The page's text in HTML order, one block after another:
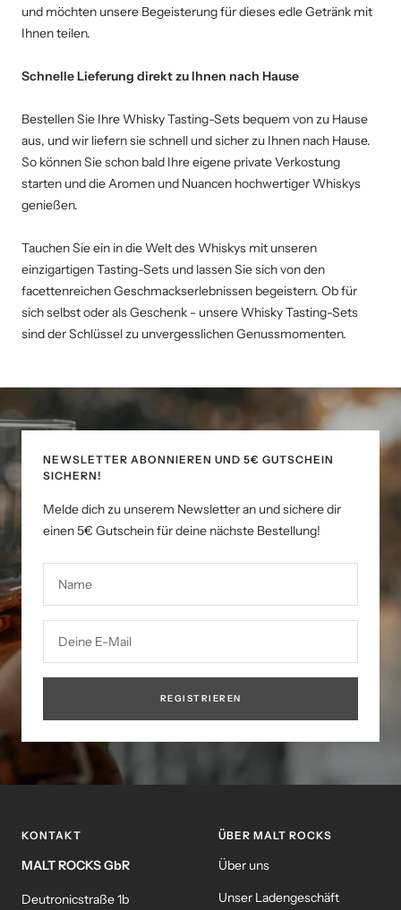
und möchten unsere Begeisterung für dieses edle Getränk mit
Ihnen teilen.
Schnelle Lieferung direkt zu Ihnen nach Hause
Bestellen Sie Ihre Whisky Tasting-Sets bequem von zu Hause
aus, und wir liefern sie schnell und sicher zu Ihnen nach Hause.
So können Sie schon bald Ihre eigene private Verkostung
starten und die Aromen und Nuancen hochwertiger Whiskys
genießen.
Tauchen Sie ein in die Welt des Whiskys mit unseren
einzigartigen Tasting-Sets und lassen Sie sich von den
facettenreichen Geschmackserlebnissen begeistern. Ob für
sich selbst oder als Geschenk - unsere Whisky Tasting-Sets
sind der Schlüssel zu unvergesslichen Genussmomenten.
NEWSLETTER ABONNIEREN UND 5€ GUTSCHEIN
SICHERN!
Melde dich zu unserem Newsletter an und sichere dir
einen 5€ Gutschein für deine nächste Bestellung!
Name
Deine E-Mail
REGISTRIEREN
KONTAKT
MALT ROCKS GbR
Deutronicstraße 1b
ÜBER MALT ROCKS
Über uns
Unser Ladengeschäft